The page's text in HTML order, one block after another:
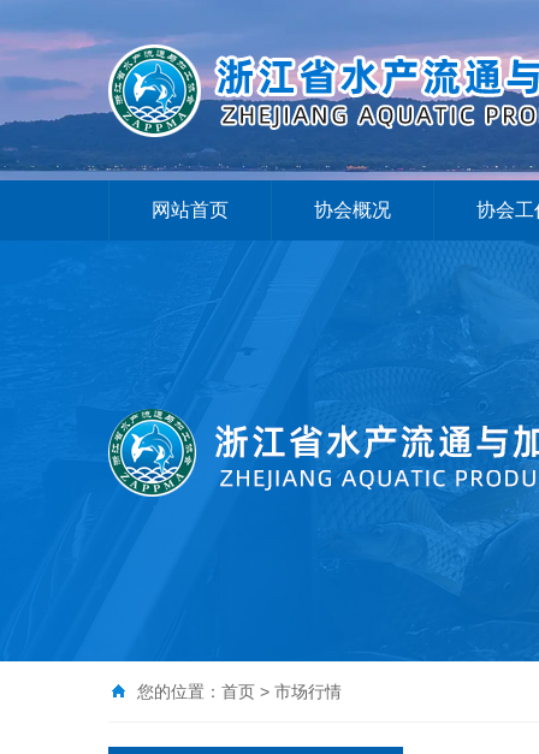
网站首页 协会概况 协会工
您的位置： 首页 > 市场行情